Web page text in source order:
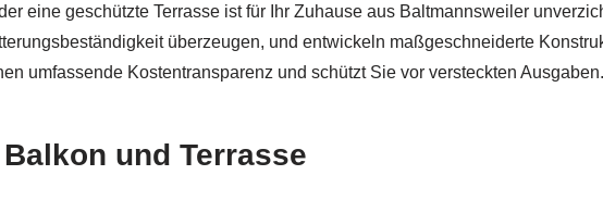
eine geschützte Terrasse ist für Ihr Zuhause aus Baltmannsweiler
überzeugen, und entwickeln maßgeschneiderte
umfassende Kostentransparenz und schützt Sie vor versteckten Ausgaben.
und Terrasse